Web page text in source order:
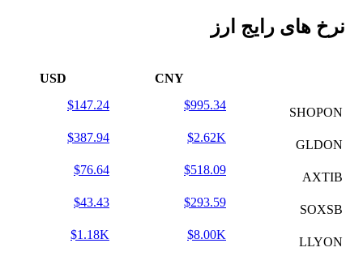
نرخ های رایج ارز
CNY
USD
SHOPON
$995.34
$147.24
GLDON
$2.62K
$387.94
AXTIB
$518.09
$76.64
SOXSB
$293.59
$43.43
LLYON
$8.00K
$1.18K